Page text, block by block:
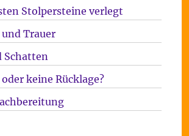
Stolpersteine verlegt
Trauer
Schatten
keine Rücklage?